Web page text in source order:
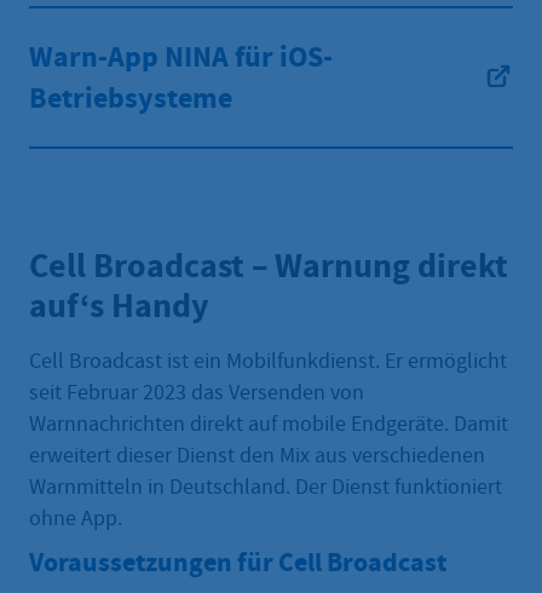
Warn-App NINA für iOS-
Betriebsysteme
Cell Broadcast – Warnung direkt
auf‘s Handy
Cell Broadcast ist ein Mobilfunkdienst. Er ermöglicht
seit Februar 2023 das Versenden von
Warnnachrichten direkt auf mobile Endgeräte. Damit
erweitert dieser Dienst den Mix aus verschiedenen
Warnmitteln in Deutschland. Der Dienst funktioniert
ohne App.
Voraussetzungen für Cell Broadcast